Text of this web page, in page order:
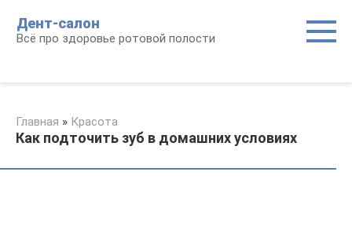
контенту
Дент-салон
Всё про здоровье ротовой полости
Главная » Красота
Как подточить зуб в домашних условиях